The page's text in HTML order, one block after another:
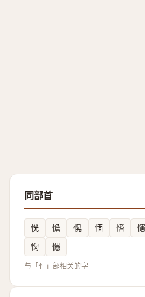
同部首
恍 憺 愰 愐 愭 㦥
㥌
㦙
与「忄」部相关的字